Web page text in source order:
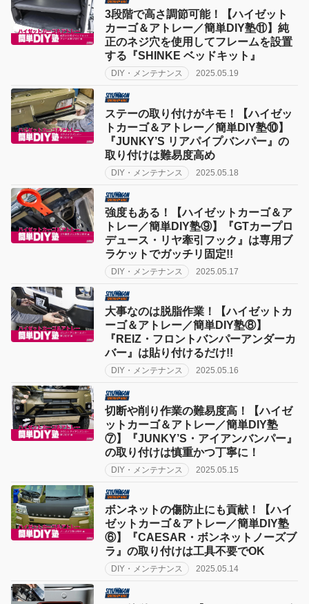
3段階で高さ調節可能！【ハイゼット
カーゴ＆アトレー／簡単DIY塾⑪】純
正のネジ穴を使用してフレームを設置
する『SHINKE ベッドキット』
DIY・メンテナンス 2025.05.19
ステーの取り付けがキモ！【ハイゼッ
トカーゴ＆アトレー／簡単DIY塾⑩】
『JUNKY’S リアパイプバンパー』の
取り付けは難易度高め
DIY・メンテナンス 2025.05.18
強度もある！【ハイゼットカーゴ＆ア
トレー／簡単DIY塾⑨】『GTカープロ
デュース・リヤ牽引フック』は専用ブ
ラケットでガッチリ固定!!
DIY・メンテナンス 2025.05.17
大事なのは脱脂作業！【ハイゼットカ
ーゴ＆アトレー／簡単DIY塾⑧】
『REIZ・フロントバンパーアンダーカ
バー』は貼り付けるだけ!!
DIY・メンテナンス 2025.05.16
切断や削り作業の難易度高！【ハイゼ
ットカーゴ＆アトレー／簡単DIY塾
⑦】『JUNKY’S・アイアンバンパー』
の取り付けは慎重かつ丁寧に！
DIY・メンテナンス 2025.05.15
ボンネットの傷防止にも貢献！【ハイ
ゼットカーゴ＆アトレー／簡単DIY塾
⑥】『CAESAR・ボンネットノーズブ
ラ』の取り付けは工具不要でOK
DIY・メンテナンス 2025.05.14